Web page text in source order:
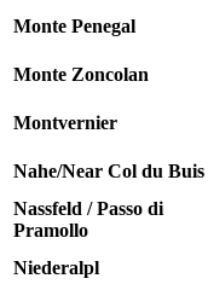
Monte Penegal
Monte Zoncolan
Montvernier
Nahe/Near Col du Buis
Nassfeld / Passo di
Pramollo
Niederalpl